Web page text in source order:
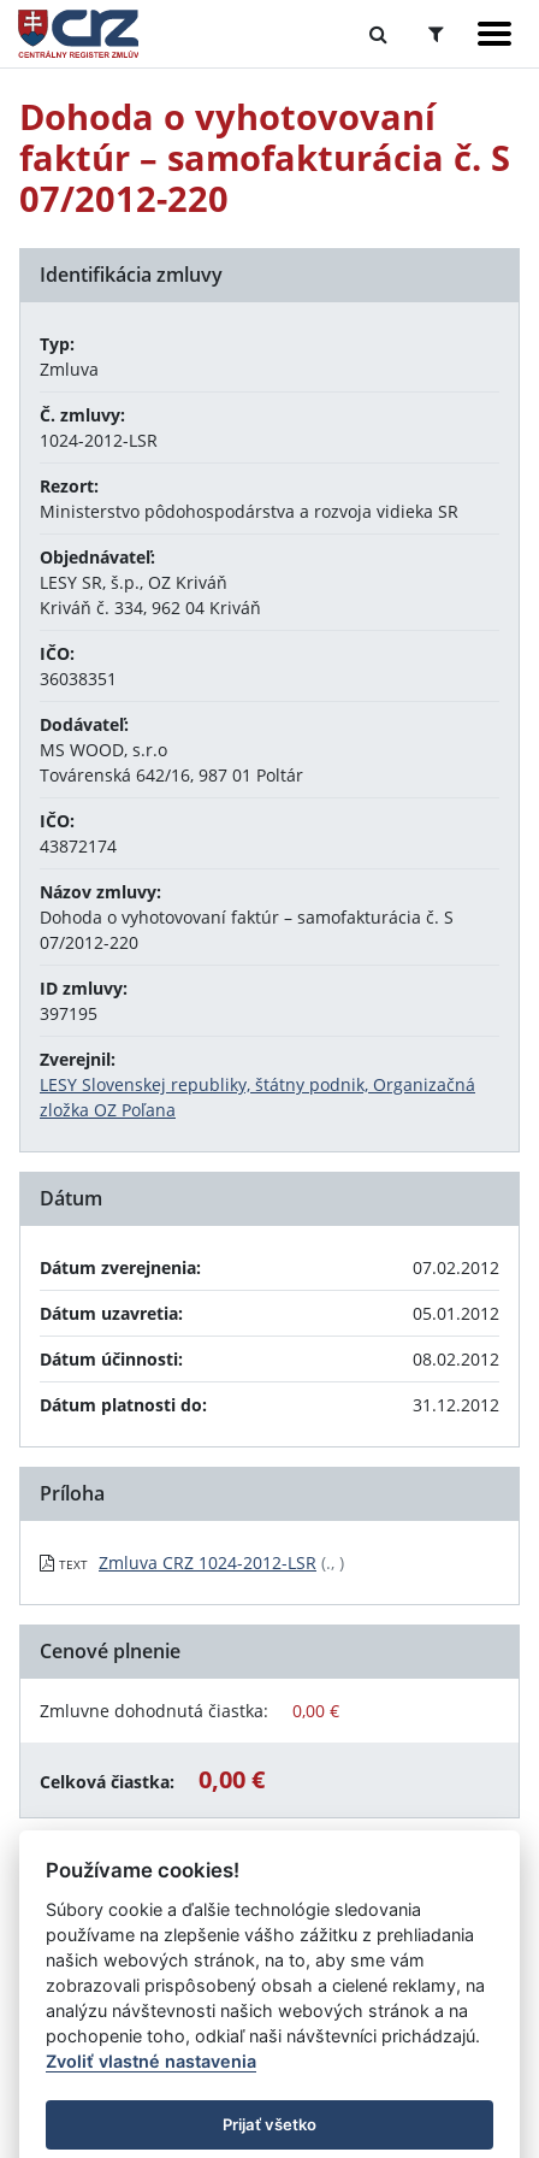
Dohoda o vyhotovovaní
faktúr – samofakturácia č. S
07/2012-220
Identifikácia zmluvy
Typ:
Zmluva
Č. zmluvy:
1024-2012-LSR
Rezort:
Ministerstvo pôdohospodárstva a rozvoja vidieka SR
Objednávateľ:
LESY SR, š.p., OZ Kriváň
Kriváň č. 334, 962 04 Kriváň
IČO:
36038351
Dodávateľ:
MS WOOD, s.r.o
Továrenská 642/16, 987 01 Poltár
IČO:
43872174
Názov zmluvy:
Dohoda o vyhotovovaní faktúr – samofakturácia č. S
07/2012-220
ID zmluvy:
397195
Zverejnil:
LESY Slovenskej republiky, štátny podnik, Organizačná
zložka OZ Poľana
Dátum
Dátum zverejnenia:
07.02.2012
Dátum uzavretia:
05.01.2012
Dátum účinnosti:
08.02.2012
Dátum platnosti do:
31.12.2012
Príloha
TEXT Zmluva CRZ 1024-2012-LSR (., )
Cenové plnenie
Zmluvne dohodnutá čiastka: 0,00 €
Celková čiastka: 0,00 €
Vystavil:LESY Slovenskej republiky, štátny podnik,
Organizačná zložka OZ Poľana
Úrad vlády SR
- Všetky práva vyhradené
Prehlásenie o prístupnosti
Zmluvy do 31.12.2010
Používame cookies!
Súbory cookie a ďalšie technológie sledovania
používame na zlepšenie vášho zážitku z prehliadania
našich webových stránok, na to, aby sme vám
zobrazovali prispôsobený obsah a cielené reklamy, na
analýzu návštevnosti našich webových stránok a na
pochopenie toho, odkiaľ naši návštevníci prichádzajú.
Zvoliť vlastné nastavenia
Prijať všetko